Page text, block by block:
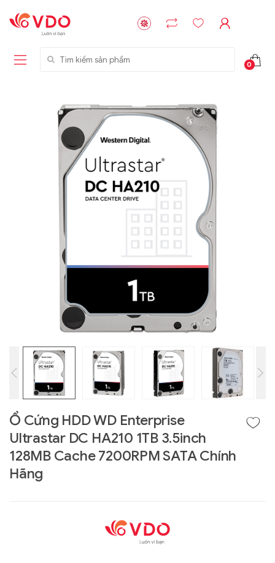
Tìm kiếm sản phẩm
0
Ổ Cứng HDD WD Enterprise
Ultrastar DC HA210 1TB 3.5inch
128MB Cache 7200RPM SATA Chính
Hãng
Storage Micron -
Liên hệ
GIGABYTE
G593-ZD1 (rev.
GIGABYTE